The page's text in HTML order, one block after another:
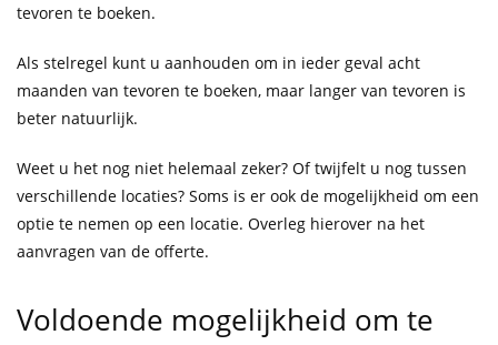
tevoren te boeken.
Als stelregel kunt u aanhouden om in ieder geval acht
maanden van tevoren te boeken, maar langer van tevoren is
beter natuurlijk.
Weet u het nog niet helemaal zeker? Of twijfelt u nog tussen
verschillende locaties? Soms is er ook de mogelijkheid om een
optie te nemen op een locatie. Overleg hierover na het
aanvragen van de offerte.
Voldoende mogelijkheid om te